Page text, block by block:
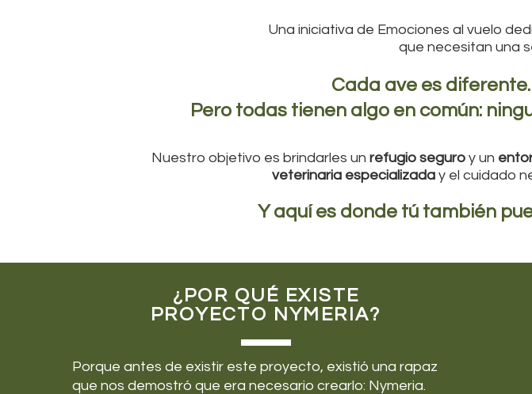
Una iniciativa de Emociones al vuelo
que necesitan una
Cada ave es
Pero todas tienen algo en común:
Nuestro objetivo es brindarles un refugio seguroy un
veterinaria especializada y el cuidado
Y aquí es donde tú también
¿POR QUÉ EXISTE
PROYECTO NYMERIA?
Porque antes de existir este proyecto, existió una rapaz
que nos demostró que era necesario crearlo: Nymeria.